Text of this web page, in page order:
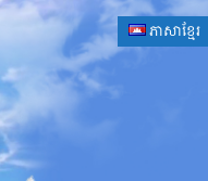
ភាសាខ្មែរ